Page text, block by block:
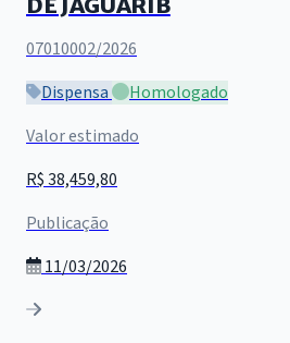
07010002/2026
Dispensa
Homologado
Valor estimado
R$ 38,459,80
Publicação
11/03/2026